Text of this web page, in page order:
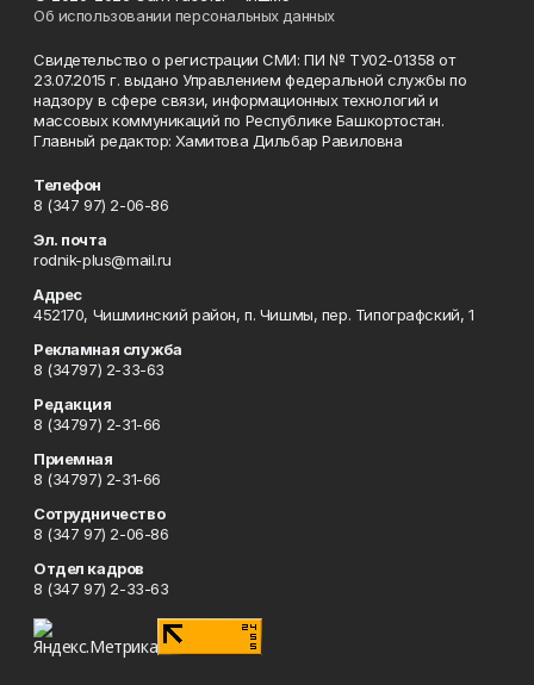
Об использовании персональных данных
Свидетельство о регистрации СМИ: ПИ № ТУ02-01358 от
23.07.2015 г. выдано Управлением федеральной службы по
надзору в сфере связи, информационных технологий и
массовых коммуникаций по Республике Башкортостан.
Главный редактор: Хамитова Дильбар Равиловна
Телефон
8 (347 97) 2-06-86
Эл. почта
rodnik-plus@mail.ru
Адрес
452170, Чишминский район, п. Чишмы, пер. Типографский, 1
Рекламная служба
8 (34797) 2-33-63
Редакция
8 (34797) 2-31-66
Приемная
8 (34797) 2-31-66
Сотрудничество
8 (347 97) 2-06-86
Отдел кадров
8 (347 97) 2-33-63